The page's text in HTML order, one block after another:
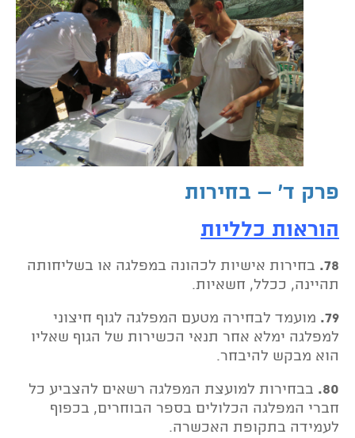
פרק ד' – בחירות
הוראות כלליות
78. בחירות אישיות לכהונה במפלגה או בשליחותה
תהיינה, ככלל, חשאיות.
79. מועמד לבחירה מטעם המפלגה לגוף חיצוני
למפלגה ימלא אחר תנאי הכשירות של הגוף שאליו
הוא מבקש להיבחר.
80. בבחירות למועצת המפלגה רשאים להצביע כל
חברי המפלגה הכלולים בספר הבוחרים, בכפוף
לעמידה בתקופת האכשרה.